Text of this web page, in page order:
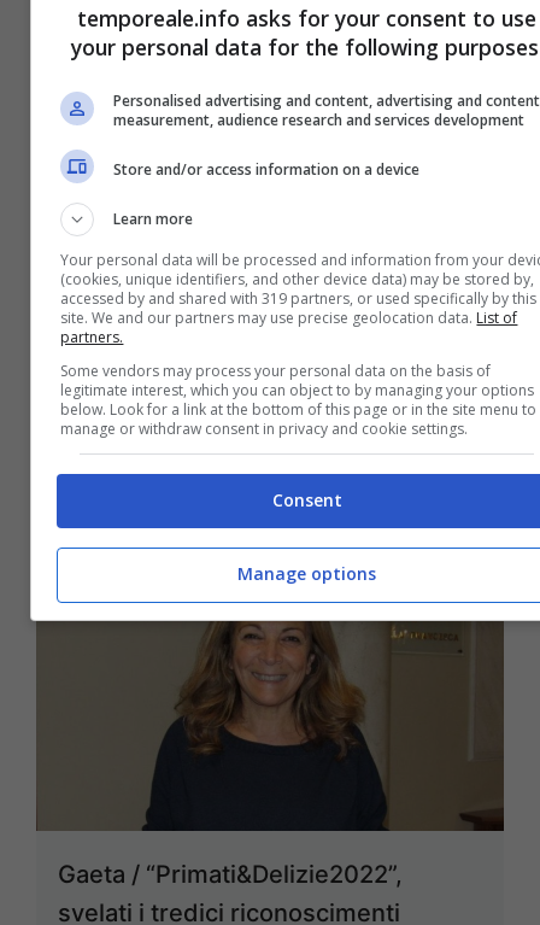
Fondi / “Città europea dello sport
2023”: sabato la presentazione del
calendario degli eventi
16 Gennaio 2023
Gaeta / “Primati&Delizie2022”,
svelati i tredici riconoscimenti
temporeale.info asks for your consent to use
your personal data for the following
Personalised advertising and content, advertising and content
measurement, audience research and services development
Store and/or access information on a device
Learn more
Your personal data will be processed and information from your
(cookies, unique identifiers, and other device data) may be stored by,
accessed by and shared with 319 partners, or used specifically by this
site. We and our partners may use precise geolocation data. List of
partners.
Some vendors may process your personal data on the basis of
legitimate interest, which you can object to by managing your options
below. Look for a link at the bottom of this page or in the site menu to
manage or withdraw consent in privacy and cookie settings.
Consent
Manage options